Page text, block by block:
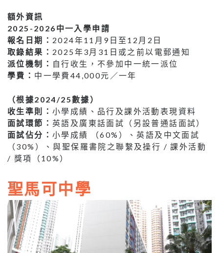
額外資訊
2025-2026中一入學申請
報名日期： 2024年11月9日至12月2日
取錄結果： 2025年3月31日或之前以電郵通知
派位機制： 自行收生，不參加中一統一派位
學費： 中一學費44,000元／一年
（根據2024/25數據）
收生準則： 小學成績、品行及課外活動表現資料
面試環節： 英語及廣東話面試（另設普通話面試）
面試佔分： 小學成績 （60%）、英語及中文面試
（30%）、與聖保羅書院之聯繫及操行 / 課外活動
/ 獎項（10%）
聖馬可中學